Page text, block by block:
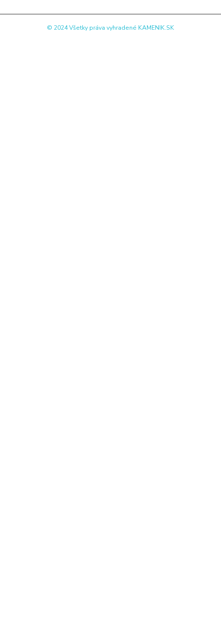
© 2024 Všetky práva vyhradené KAMENIK.SK